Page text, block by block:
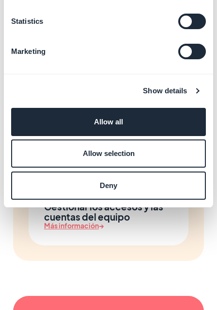
Statistics
Marketing
Show details
Allow all
Allow selection
Deny
Gestionar tu facturación y
Más información→
Gestionar los accesos y las
cuentas del equipo
Más información→